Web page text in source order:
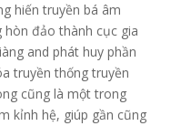
hiến truyền bá âm
đảo thành cục gia
and phát huy phần
truyền thống truyền
cũng là một trong
kỉnh hệ, giúp gần cũng